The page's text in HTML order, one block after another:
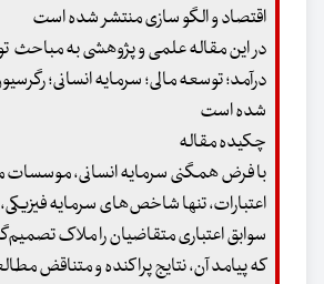
اقتصاد و الگو سازی منتشر شده است
در این مقاله علمی و پژوهشی به مباحث
درآمد؛ توسعه مالی؛ سرمایه انسانی؛
شده است
چکیده مقاله
با فرض همگنی سرمایه انسانی،
اعتبارات، تنها شاخص‌های سرمایه
سوابق اعتباری متقاضیان را ملاک
که پیامد آن، نتایج پراکنده و متناقض